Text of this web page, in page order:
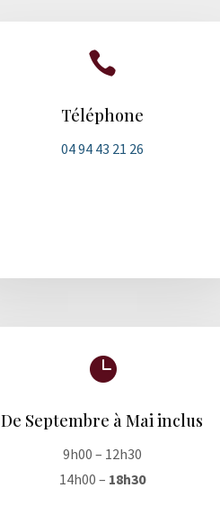

Téléphone
04 94 43 21 26

De Septembre à Mai inclus
9h00 – 12h30
14h00 – 18h30